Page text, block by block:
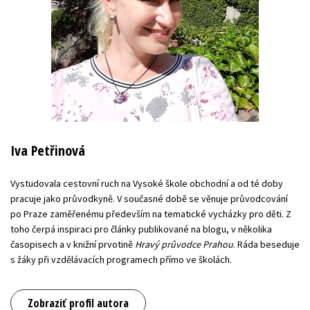
Iva Petřinová
Vystudovala cestovní ruch na Vysoké škole obchodní a od té doby
pracuje jako průvodkyně. V současné době se věnuje průvodcování
po Praze zaměřenému především na tematické vycházky pro děti. Z
toho čerpá inspiraci pro články publikované na blogu, v několika
časopisech a v knižní prvotině Hravý průvodce Prahou. Ráda beseduje
s žáky při vzdělávacích programech přímo ve školách.
Zobraziť profil autora